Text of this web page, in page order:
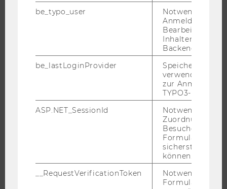
DOKTORAT / PHD
INFORMATIONEN FÜR STUDIERENDE
INTERNATIONALE UND INCOMING EXCHANGE STUDIERENDE
ANGEBOTE FÜR SCHULEN UND STUDIENINTERESSIERTE
STUDENT CLUBS
be_typo_user
Notwendig für
Anmeldung und
Bearbeitung von
Inhalten im
Backend.
be_lastLoginProvider
Speichert die
verwendete
zur Anmeldung
TYPO3-Backend.
ASP.NET_SessionId
Notwendig, um
Zuordnung von
Besucher zu
sicherstellen zu
können.
__RequestVerificationToken
Notwendig, um